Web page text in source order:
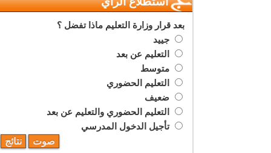
بعد قرار وزارة التعليم ماذا تفضل ؟
جييد
التعليم عن بعد
متوسط
التعليم الحضوري
ضعيف
التعليم الحضوري والتعليم عن بعد
تأجيل الدخول المدرسي